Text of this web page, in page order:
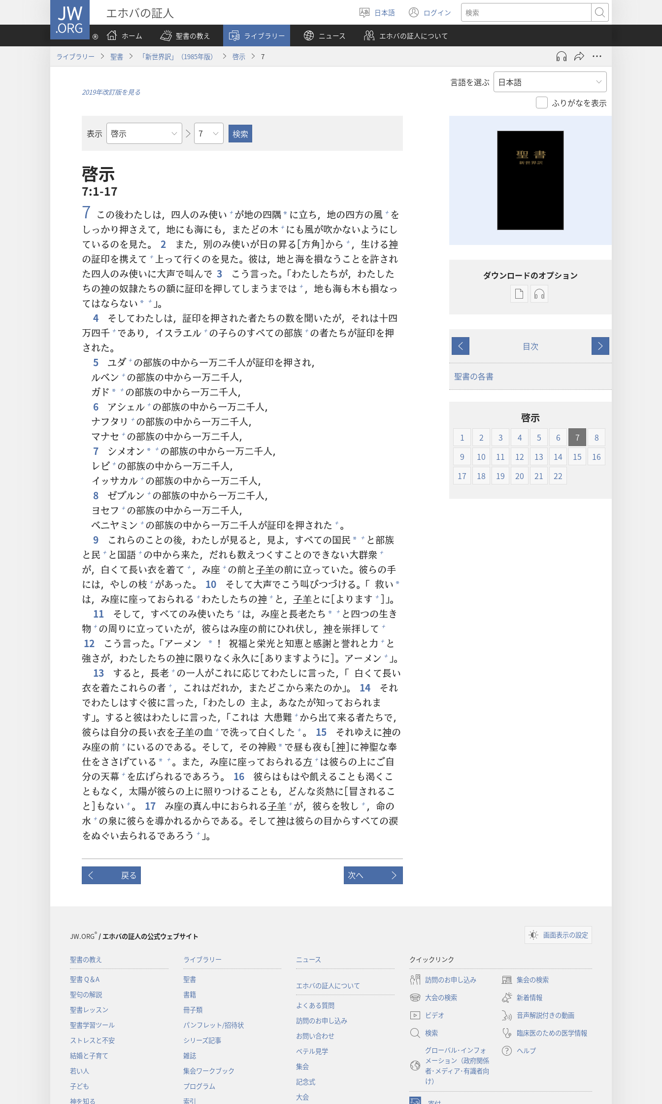
JW.ORG エホバの証人
言
語
を
選
日本語 ログイン
（新
し
い
タ
で
検
索
ホーム
聖書の教え ライブラリー ニュース エホバの証人について
ライブラリー 聖書 「新世界訳」（1985年版） 啓示 7
言語を選ぶ
ふりがなを表示
2019年改訂版を見る
表示
聖
の
書
名
章
啓示
7:1-17
7 この後わたしは， 四人のみ使い + が地の四隅* に立ち， 地の四方の風 + を
しっかり押さえて， 地にも海にも，またどの木 + にも風が吹かないようにし
ているのを見た。 2 また， 別のみ使いが日の昇る[方角]から + ， 生ける神
の証印を携えて + 上って行くのを見た。 彼は， 地と海を損なうことを許され
た四人のみ使いに大声で叫んで 3 こう言った。「わたしたちが，わたした
ちの神の奴隷たちの額に証印を押してしまうまでは + ， 地も海も木も損なっ
てはならない * + 」。
4
そしてわたしは， 証印を押された者たちの数を聞いたが，それは十四
万四千 + であり，イスラエル + の子らのすべての部族 + の者たちが証印を押
された。
5
ユダ + の部族の中から一万二千人が証印を押され，
ルベン + の部族の中から一万二千人，
ガド * + の部族の中から一万二千人，
6
アシェル + の部族の中から一万二千人，
ナフタリ + の部族の中から一万二千人，
マナセ + の部族の中から一万二千人，
7
シメオン * + の部族の中から一万二千人，
レビ + の部族の中から一万二千人，
イッサカル + の部族の中から一万二千人，
8
ゼブルン + の部族の中から一万二千人，
ヨセフ + の部族の中から一万二千人，
ベニヤミン + の部族の中から一万二千人が証印を押された + 。
9
これらのことの後，わたしが見ると， 見よ，すべての国民 * + と部族
と民 + と国語 + の中から来た，だれも数えつくすことのできない大群衆 +
が， 白 くて長い衣を着て + ，み座 + の前と子羊の前に立っていた。 彼らの手
には，やしの枝 + があった。 10 そして大声でこう叫びつづける。「 救い *
は，み座に座っておられる + わたしたちの神 + と， 子羊とに[よります + ]」。
11
そして，すべてのみ使いたち + は，み座と長老たち * + と四つの生き
物 + の周りに立っていたが， 彼らはみ座の前にひれ伏し， 神を崇拝して +
12 こう言った。「アーメン * ！ 祝福と栄光と知恵と感謝と誉れと力 + と
強さが，わたしたちの神に限りなく 永久に[ありますように]。アーメン + 」。
13
すると， 長老 + の一人がこれに応じてわたしに言った，「 白 くて長い
衣を着たこれらの者 + ，これはだれか，またどこから来たのか」。 14
それ
でわたしはすぐ彼に言った，「わたしの 主よ，あなたが知っておられま
す」。すると彼はわたしに言った，「これは 大患難 + から出て来る者たちで，
彼らは自分の長い衣を子羊の血 + で洗って白 くした + 。 15 それゆえに神の
み座の前 + にいるのである。そして，その神殿* で昼も夜も[神]に神聖な奉
仕をささげている * + 。また，み座に座っておられる方 + は彼らの上にご自
分の天幕 + を広げられるであろう。 16 彼らはもはや飢えることも渇くこ
ともなく， 太陽が彼らの上に照りつけることも，どんな炎熱に[冒されるこ
と]もない + 。 17 み座の真ん中におられる子羊 + が， 彼らを牧し + ， 命の
水 + の泉に彼らを導かれるからである。そして神は彼らの目からすべての涙
をぬぐい去られるであろう + 」。
戻る 次へ
ダウンロードのオプション
出
ダ
ウ
オ
プ
ショ
ン
新
世
界
オー
ウ
プ
ショ
ン
新
世
界
戻
る
目次
次
へ
聖書の各書
啓示
1 2 3 4 5 6 7
8
9
10 11 12 13 14 15
16
17
18 19 20 21 22
JW.ORG®/ エホバの証人の公式ウェブサイト 画面表示の設定
聖書の教え
聖書 Q＆A
聖句の解説
聖書レッスン
聖書学習ツール
ストレスと不安
結婚と子育て
若い人
子ども
神を知る
ライブラリー
聖書
書籍
冊子類
パンフレット/招待状
シリーズ記事
雑誌
集会ワークブック
プログラム
索引
ニュース
エホバの証人について
よくある質問
訪問のお申し込み
お問い合わせ
ベテル見学
集会
記念式
大会
クイックリンク
訪問のお申し込み 集会の検索
（新
し
い
タ
ブ
で
開
く）
大会の検索
（新
し
タ
開
新着情報
ビデオ
音声解説付きの動画
検索
臨床医のための医学情報
グローバル･インフォ
メーション（政府関係
者･メディア･有識者向
け）
ヘルプ